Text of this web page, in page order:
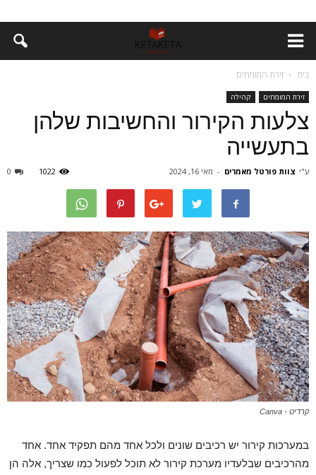
בית זירת המומחים
זירת המומחים קהילה
צלעות הקירור והחשיבות שלהן
בתעשייה
ע"י צוות פורטל מאמרים - מאי 16, 2024 0 1022
קרדיט - Canva
במערכות קירור יש רכיבים שונים ולכל אחד מהם תפקיד אחד. אחד
מהרכיבים שבלעדיו מערכת קירור לא תוכל לפעול כמו שצריך, אלה הן